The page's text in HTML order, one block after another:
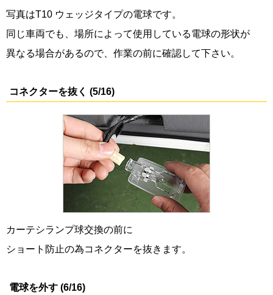
写真はT10 ウェッジタイプの電球です。
同じ車両でも、場所によって使用している電球の形状が
異なる場合があるので、作業の前に確認して下さい。
コネクターを抜く (5/16)
カーテシランプ球交換の前に
ショート防止の為コネクターを抜きます。
電球を外す (6/16)